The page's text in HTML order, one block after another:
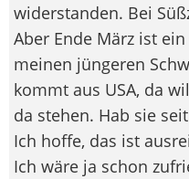
widerstanden. Bei
Aber Ende März ist
meinen jüngeren
kommt aus USA, da
da stehen. Hab sie
Ich hoffe, das ist
Ich wäre ja schon